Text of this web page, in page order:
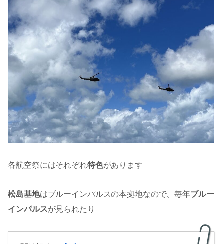
各航空祭にはそれぞれ特色があります
松島基地はブルーインパルスの本拠地なので、毎年ブルー
インパルスが見られたり